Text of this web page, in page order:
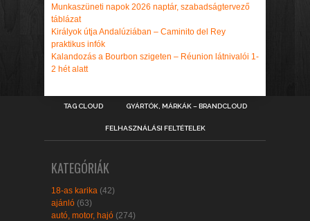
Munkaszüneti napok 2026 naptár, szabadságtervező
táblázat
Királyok útja Andalúziában – Caminito del Rey
praktikus infók
Kalandozás a Bourbon szigeten – Réunion látnivalói 1-
2 hét alatt
TAG CLOUD GYÁRTÓK, MÁRKÁK – BRANDCLOUD
FELHASZNÁLÁSI FELTÉTELEK
KATEGÓRIÁK
18-as karika (42)
ajánló (63)
autó, motor, hajó (274)